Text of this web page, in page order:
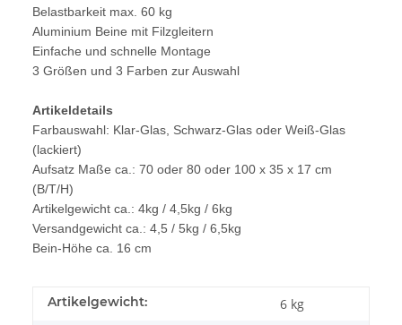
Belastbarkeit max. 60 kg
Aluminium Beine mit Filzgleitern
Einfache und schnelle Montage
3 Größen und 3 Farben zur Auswahl
Artikeldetails
Farbauswahl: Klar-Glas, Schwarz-Glas oder Weiß-Glas
(lackiert)
Aufsatz Maße ca.: 70 oder 80 oder 100 x 35 x 17 cm
(B/T/H)
Artikelgewicht ca.: 4kg / 4,5kg / 6kg
Versandgewicht ca.: 4,5 / 5kg / 6,5kg
Bein-Höhe ca. 16 cm
Artikelgewicht: 6 kg